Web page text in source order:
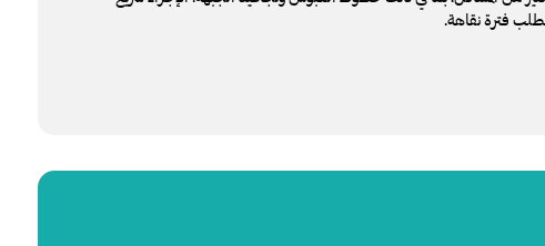
فترة نقاهة.